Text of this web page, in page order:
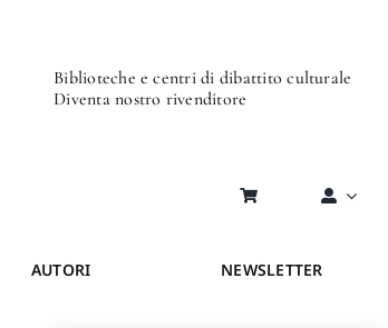
Biblioteche e centri di dibattito culturale
Diventa nostro rivenditore
AUTORI NEWSLETTER